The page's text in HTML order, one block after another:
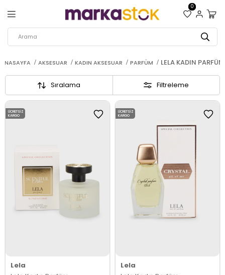
0
ANASAYFA AKSESUAR KADIN AKSESUAR PARFÜM LELA KADIN PARFÜM
Filtreleme
Sıralama
Lela
ÜCRETSIZ
KARGO
Lela
ÜCRETSIZ
KARGO